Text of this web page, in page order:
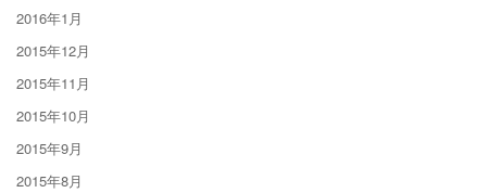
2016年1月
2015年12月
2015年11月
2015年10月
2015年9月
2015年8月